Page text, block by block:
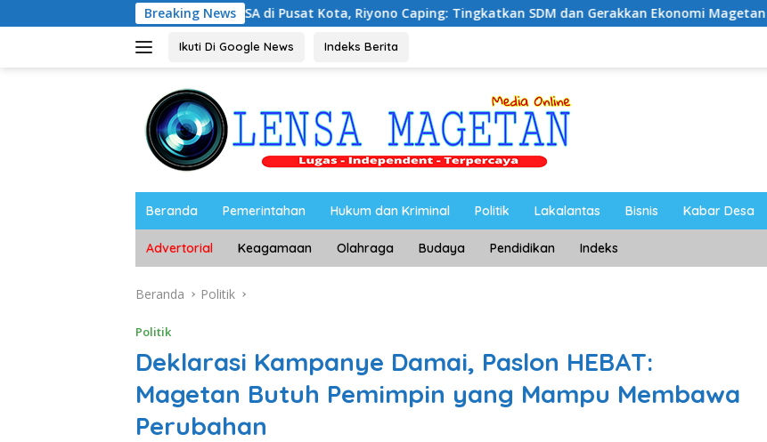
ke
Breaking News
UNESA di Pusat Kota, Riyono Caping: Tingkatkan SDM dan Gerakkan Ekonomi Magetan Riyono Caping
Ikuti Di Google News Indeks Berita
Beranda Pemerintahan Hukum dan Kriminal Politik Lakalantas Bisnis Kabar Desa
Advertorial Keagamaan Olahraga Budaya Pendidikan Indeks
Beranda Politik
Politik
Deklarasi Kampanye Damai, Paslon HEBAT:
Magetan Butuh Pemimpin yang Mampu Membawa
Perubahan